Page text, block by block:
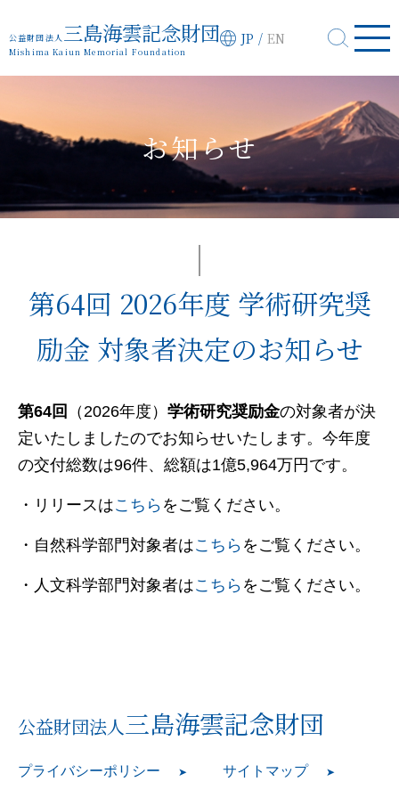
公益財団法人 三島海雲記念財団
Mishima Kaiun Memorial Foundation
JP / EN
お知らせ
第64回 2026年度 学術研究奨
励金 対象者決定のお知らせ
第64回 （2026年度） 学術研究奨励金の対象者が決
定いたしましたのでお知らせいたします。今年度
の交付総数は96件、総額は1億5,964万円です。
・リリースはこちら をご覧ください。
・自然科学部門対象者はこちら をご覧ください。
・人文科学部門対象者はこちら をご覧ください。
公益財団法人三島海雲記念財団
プライバシーポリシー サイトマップ